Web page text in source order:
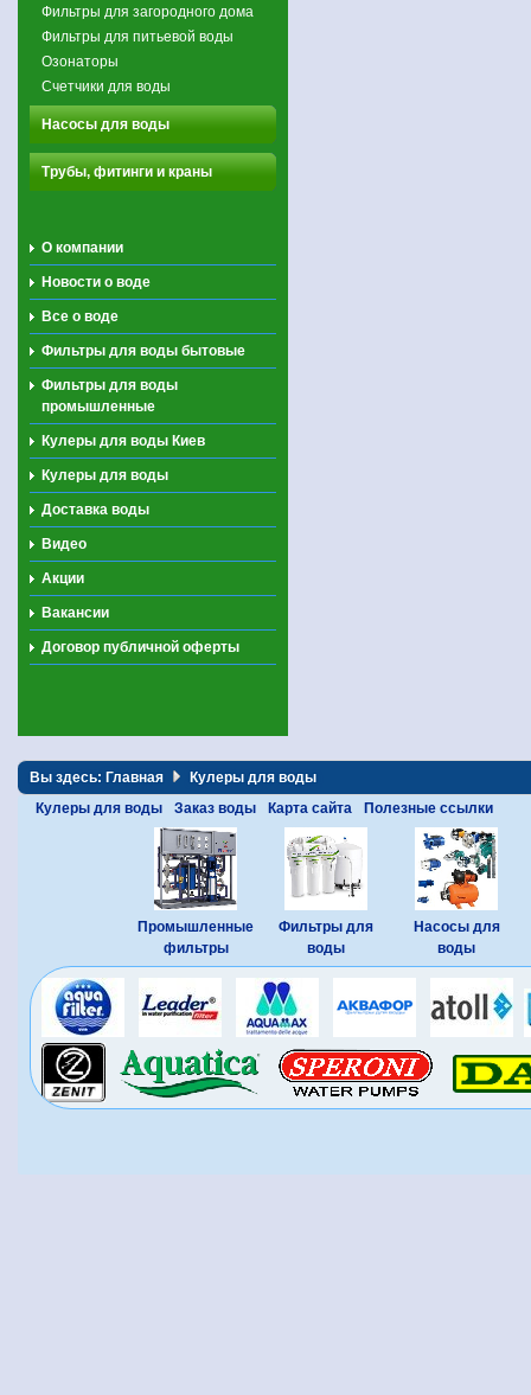
Фильтры для загородного дома
Фильтры для питьевой воды
Озонаторы
Счетчики для воды
Насосы для воды
Трубы, фитинги и краны
О компании
Новости о воде
Все о воде
Фильтры для воды бытовые
Фильтры для воды
промышленные
Кулеры для воды Киев
Кулеры для воды
Доставка воды
Видео
Акции
Вакансии
Договор публичной оферты
Вы здесь: Главная
Кулеры для воды
Кулеры для воды
Заказ воды Карта сайта Полезные ссылки
Промышленные
фильтры
Фильтры для
воды
Насосы для
воды